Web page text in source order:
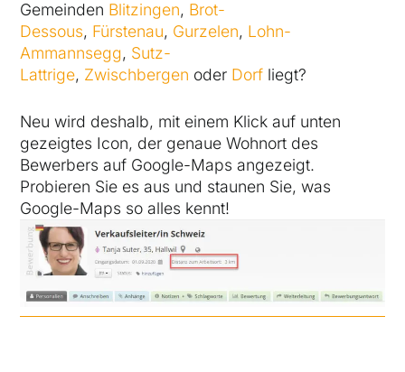
Gemeinden Blitzingen, Brot-
Dessous, Fürstenau, Gurzelen, Lohn-
Ammannsegg, Sutz-
Lattrige, Zwischbergen oder Dorf liegt?
Neu wird deshalb, mit einem Klick auf unten
gezeigtes Icon, der genaue Wohnort des
Bewerbers auf Google-Maps angezeigt.
Probieren Sie es aus und staunen Sie, was
Google-Maps so alles kennt!